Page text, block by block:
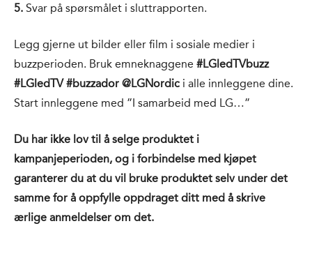
5. Svar på spørsmålet i sluttrapporten.
Legg gjerne ut bilder eller film i sosiale medier i
buzzperioden. Bruk emneknaggene #LGledTVbuzz
#LGledTV #buzzador @LGNordic i alle innleggene dine.
Start innleggene med ”I samarbeid med LG…”
Du har ikke lov til å selge produktet i
kampanjeperioden, og i forbindelse med kjøpet
garanterer du at du vil bruke produktet selv under det
samme for å oppfylle oppdraget ditt med å skrive
ærlige anmeldelser om det.